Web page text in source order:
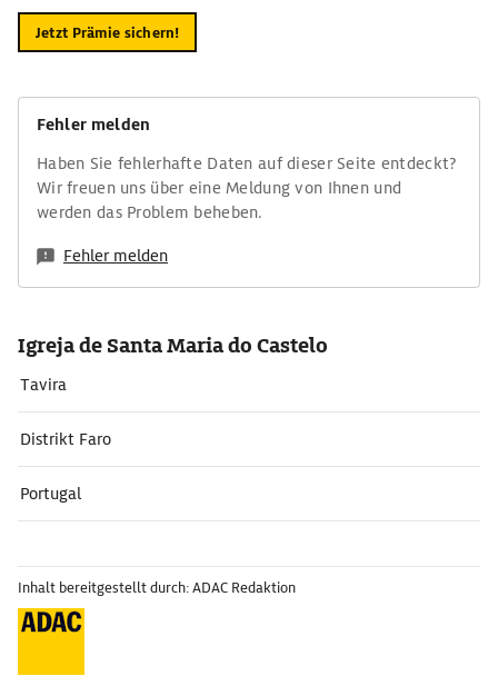
Jetzt Prämie sichern!
Fehler melden
Haben Sie fehlerhafte Daten auf dieser Seite entdeckt?
Wir freuen uns über eine Meldung von Ihnen und
werden das Problem beheben.
Fehler melden
Igreja de Santa Maria do Castelo
Tavira
Distrikt Faro
Portugal
Inhalt bereitgestellt durch: ADAC Redaktion